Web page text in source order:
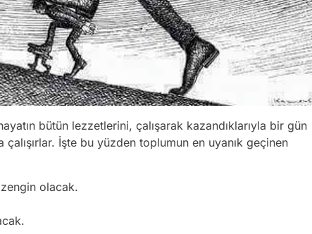
bütün lezzetlerini, çalışarak kazandıklarıyla bir gün
İşte bu yüzden toplumun en uyanık geçinen
olacak.